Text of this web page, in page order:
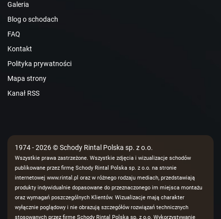
Galeria
Blog o schodach
FAQ
Kontakt
Polityka prywatności
Mapa strony
Kanał RSS
1974 - 2026 © Schody Rintal Polska sp. z o.o.
Wszystkie prawa zastrzeżone. Wszystkie zdjęcia i wizualizacje schodów
publikowane przez firmę Schody Rintal Polska sp. z o.o. na stronie
internetowej www.rintal.pl oraz w różnego rodzaju mediach, przedstawiają
produkty indywidualnie dopasowane do przeznaczonego im miejsca montażu
oraz wymagań poszczególnych Klientów. Wizualizacje mają charakter
wyłącznie poglądowy i nie obrazują szczegółów rozwiązań technicznych
stosowanych przez firmę Schody Rintal Polska sp. z o.o. Wykorzystywanie